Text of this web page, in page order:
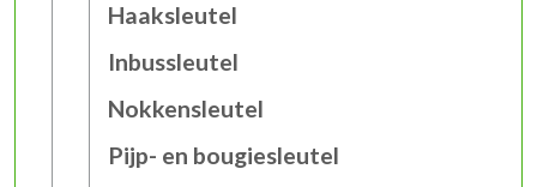
Haaksleutel
Inbussleutel
Nokkensleutel
Pijp- en bougiesleutel